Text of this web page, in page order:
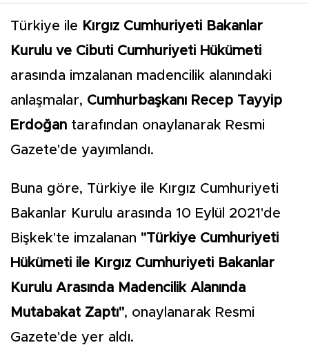
Türkiye ile Kırgız Cumhuriyeti Bakanlar
Kurulu ve Cibuti Cumhuriyeti Hükümeti
arasında imzalanan madencilik alanındaki
anlaşmalar, Cumhurbaşkanı Recep Tayyip
Erdoğan tarafından onaylanarak Resmi
Gazete'de yayımlandı.
Buna göre, Türkiye ile Kırgız Cumhuriyeti
Bakanlar Kurulu arasında 10 Eylül 2021'de
Bişkek'te imzalanan "Türkiye Cumhuriyeti
Hükümeti ile Kırgız Cumhuriyeti Bakanlar
Kurulu Arasında Madencilik Alanında
Mutabakat Zaptı", onaylanarak Resmi
Gazete'de yer aldı.